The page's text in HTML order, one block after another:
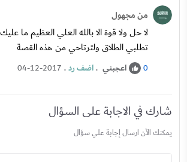
من مجهول
لا حل ولا قوة الا بالله العلي العظيم ما
تطلبي الطلاق ولترتاحي من هذه القصة
0 اعجبني .اضف رد.
04-12-2017
شارك في الاجابة على السؤال
يمكنك الآن ارسال إجابة علي سؤال